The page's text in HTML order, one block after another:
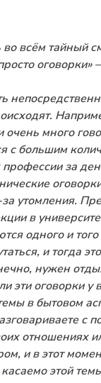
во всём тайный
оговорки»
очень много
с большим
за
утомления.
в
одного и
и тогда
нужен
эти оговорки у
в бытовом
с
отношениях
и в этот
этой